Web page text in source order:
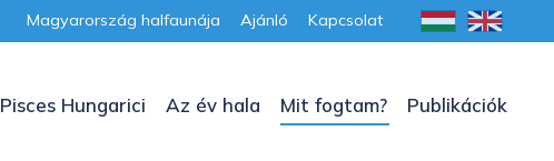
Magyarország halfaunája Ajánló Kapcsolat
Pisces Hungarici Az év hala Mit fogtam? Publikációk